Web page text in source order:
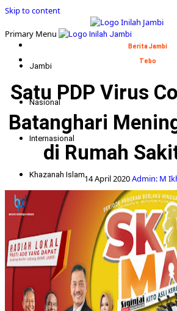
Skip to content
Primary Menu
Jambi
Nasional
Internasional
Khazanah Islam
Politik
Indepth
Berita Jambi
Tebo
Satu PDP Virus
Batanghari
di Rumah
14 April 2020Admin: M